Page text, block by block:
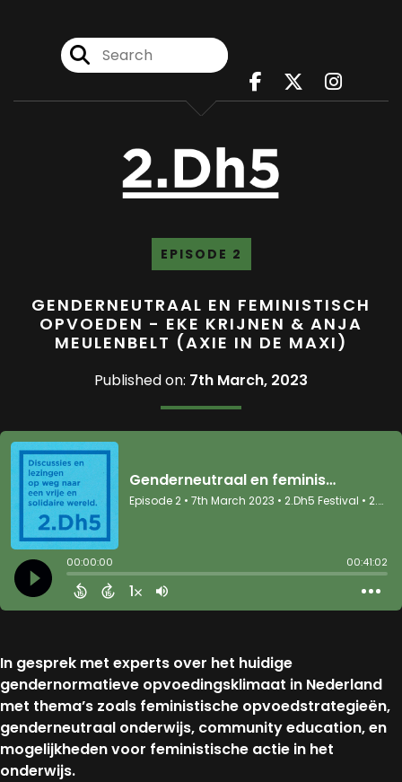
EPISODE 2
GENDERNEUTRAAL EN FEMINISTISCH
OPVOEDEN - EKE KRIJNEN & ANJA
MEULENBELT (AXIE IN DE MAXI)
Published on: 7th March, 2023
In gesprek met experts over het huidige
gendernormatieve opvoedingsklimaat in Nederland
met thema’s zoals feministische opvoedstrategieën,
genderneutraal onderwijs, community education, en
mogelijkheden voor feministische actie in het
onderwijs.